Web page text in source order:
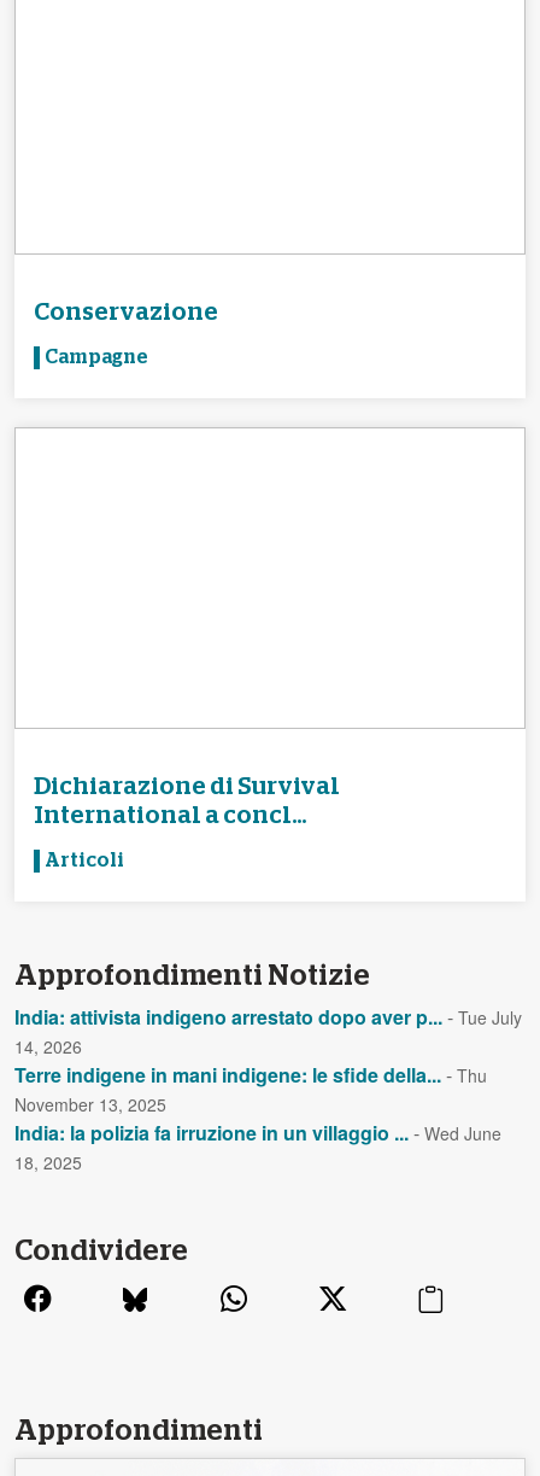
Conservazione
Campagne
Dichiarazione di Survival
International a concl...
Articoli
Approfondimenti Notizie
India: attivista indigeno arrestato dopo aver p...- Tue July
14, 2026
Terre indigene in mani indigene: le sfide della...- Thu
November 13, 2025
India: la polizia fa irruzione in un villaggio ...- Wed June
18, 2025
Condividere
Approfondimenti